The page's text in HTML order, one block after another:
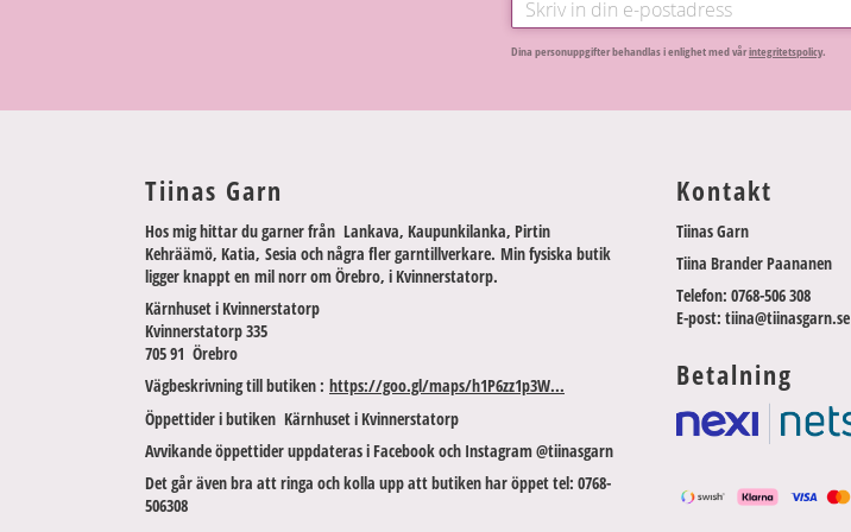
Dina personuppgifter behandlas i enlighet med vårintegritetspolicy.
Tiinas Garn
Hos mig hittar du garner från Lankava, Kaupunkilanka, Pirtin
Kehräämö, Katia, Sesia och några fler garntillverkare. Min fysiska butik
ligger knappt en mil norr om Örebro, i Kvinnerstatorp.
Kärnhuset i Kvinnerstatorp
Kvinnerstatorp 335
705 91 Örebro
Vägbeskrivning till butiken : https://goo.gl/maps/h1P6zz1p3W...
Öppettider i butiken Kärnhuset i Kvinnerstatorp
Avvikande öppettider uppdateras i Facebook och Instagram @tiinasgarn
Det går även bra att ringa och kolla upp att butiken har öppet tel: 0768-
506308
Kontakt
Tiinas Garn
Tiina Brander Paananen
Telefon: 0768-506 308
E-post: tiina@tiinasgarn.se
Betalning